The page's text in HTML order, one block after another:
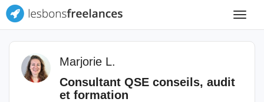
Toggle
Marjorie L.
Consultant QSE conseils, audit
et formation